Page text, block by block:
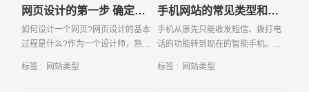
网页设计的第一步 确定网站类型
如何设计一个网页?网页设计的基本
过程是什么?作为一个设计师，熟悉
更好?许多人对设计的认知水平还只
标签 : 网站类型
手机网站的常见类型和优势
手机从原先只能收发短信、拨打电
话的功能转到现在的智能手机。智
随时携带的电脑。智能手机较大的
标签 : 网站类型